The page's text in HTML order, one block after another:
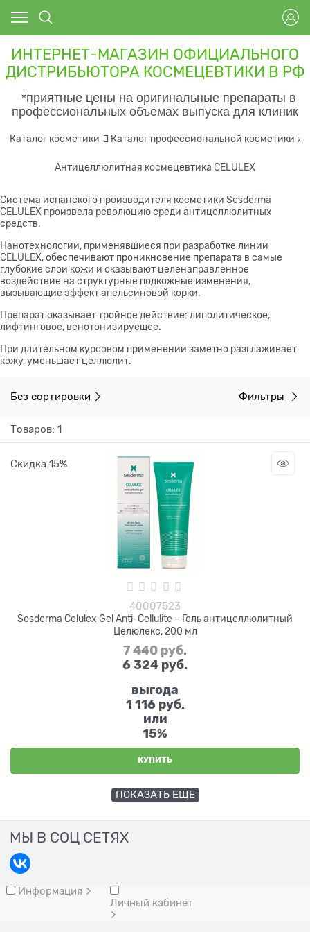
ИНТЕРНЕТ-МАГАЗИН ОФИЦИАЛЬНОГО
ДИСТРИБЬЮТОРА КОСМЕЦЕВТИКИ В РФ
*приятные цены на оригинальные препараты в
профессиональных объемах выпуска для клиник
Каталог косметики Каталог профессиональной косметики и
Антицеллюлитная космецевтика CELULEX
Система испанского производителя косметики Sesderma
CELULEX произвела революцию среди антицеллюлитных
средств.
Нанотехнологии, применявшиеся при разработке линии
CELULEX, обеспечивают проникновение препарата в самые
глубокие слои кожи и оказывают целенаправленное
воздействие на структурные подкожные изменения,
вызывающие эффект апельсиновой корки.
Препарат оказывает тройное действие: липолитическое,
лифтинговое, венотонизируещее.
При длительном курсовом применении заметно разглаживает
кожу, уменьшает целлюлит.
Без сортировки Фильтры
Товаров: 1
Скидка 15%
40007523
Sesderma Celulex Gel Anti-Cellulite – Гель антицеллюлитный
Целюлекс, 200 мл
7 440 руб.
6 324 руб.
выгода
1 116 руб.
или
15%
КУПИТЬ
ПОКАЗАТЬ ЕЩЕ
МЫ В СОЦ СЕТЯХ
Информация
Личный кабинет